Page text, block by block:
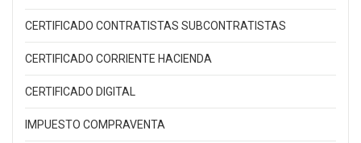
CERTIFICADO CONTRATISTAS SUBCONTRATISTAS
CERTIFICADO CORRIENTE HACIENDA
CERTIFICADO DIGITAL
IMPUESTO COMPRAVENTA